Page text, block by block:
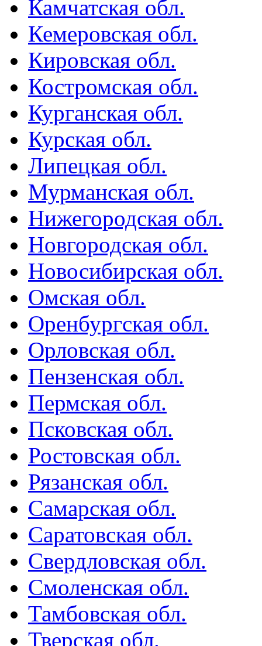
Камчатская обл.
Кемеровская обл.
Кировская обл.
Костромская обл.
Курганская обл.
Курская обл.
Липецкая обл.
Мурманская обл.
Нижегородская обл.
Новгородская обл.
Новосибирская обл.
Омская обл.
Оренбургская обл.
Орловская обл.
Пензенская обл.
Пермская обл.
Псковская обл.
Ростовская обл.
Рязанская обл.
Самарская обл.
Саратовская обл.
Свердловская обл.
Смоленская обл.
Тамбовская обл.
Тверская обл.